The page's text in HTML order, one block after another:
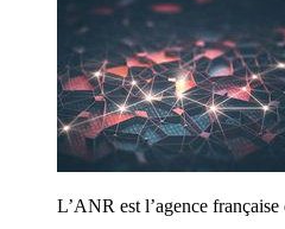
L’ANR est l’agence